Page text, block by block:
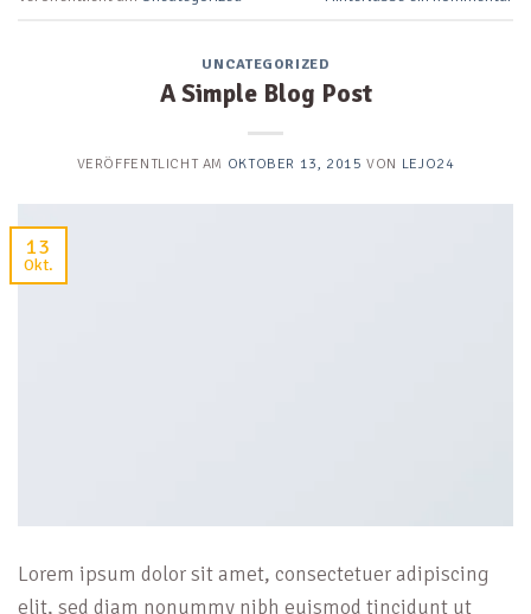
UNCATEGORIZED
A Simple Blog Post
VERÖFFENTLICHT AM OKTOBER 13, 2015 VON LEJO24
13
Okt.
Lorem ipsum dolor sit amet, consectetuer adipiscing
elit, sed diam nonummy nibh euismod tincidunt ut